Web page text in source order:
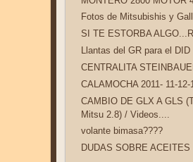
Fotos de Mitsubishis y
SI TE ESTORBA
Llantas del GR para el DID
CENTRALITA
CALAMOCHA 2011- 11-
CAMBIO DE GLX A GLS
Mitsu 2.8) / Videos....
volante bimasa????
DUDAS SOBRE ACEITES